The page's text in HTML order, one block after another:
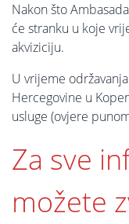
Nakon što
će stranku u koje
akviziciju.
U vrijeme
Hercegovine u
usluge (ovjere
Za sve
možete